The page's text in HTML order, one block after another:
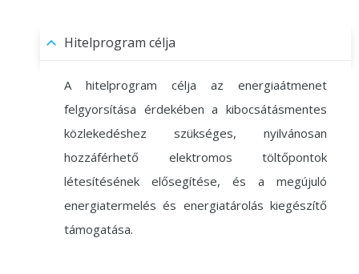
Hitelprogram célja
A hitelprogram célja az energiaátmenet
felgyorsítása érdekében a kibocsátásmentes
közlekedéshez szükséges, nyilvánosan
hozzáférhető elektromos töltőpontok
létesítésének elősegítése, és a megújuló
energiatermelés és energiatárolás kiegészítő
támogatása.